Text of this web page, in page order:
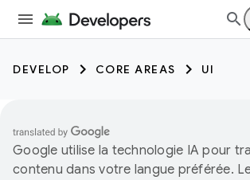
DEVELOP CORE AREAS UI
Google utilise la technologie IA pour
contenu dans votre langue préférée.